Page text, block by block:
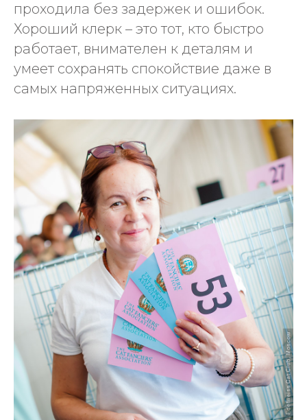
проходила без задержек и ошибок.
Хороший клерк – это тот, кто быстро
работает, внимателен к деталям и
умеет сохранять спокойствие даже в
самых напряженных ситуациях.